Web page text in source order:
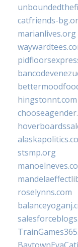
catfriends-
marianlives.org
hingstonnt.com
stsmp.org
roselynns.com